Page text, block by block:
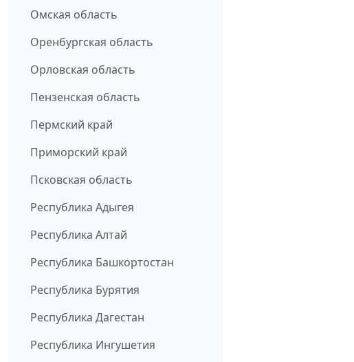
Омская область
Оренбургская область
Орловская область
Пензенская область
Пермский край
Приморский край
Псковская область
Республика Адыгея
Республика Алтай
Республика Башкортостан
Республика Бурятия
Республика Дагестан
Республика Ингушетия